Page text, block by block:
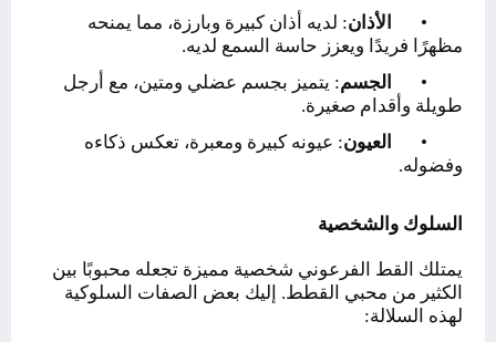
•
الأذان: لديه أذان كبيرة وبارزة، مما يمنحه
مظهرًا فريدًا ويعزز حاسة السمع لديه.
•
الجسم: يتميز بجسم عضلي ومتين، مع أرجل
طويلة وأقدام صغيرة.
•
العيون: عيونه كبيرة ومعبرة، تعكس ذكاءه
وفضوله.
السلوك والشخصية
يمتلك القط الفرعوني شخصية مميزة تجعله محبوبًا بين
الكثير من محبي القطط. إليك بعض الصفات السلوكية
لهذه السلالة: